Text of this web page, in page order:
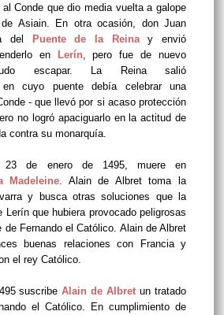
Conde que dio media vuelta a galope
Asiain. En otra ocasión, don Juan
del
Puente de la Reina
y envió
en
Lerín , pero fue de nuevo
escapar. La Reina salió
en cuyo puente debía celebrar una
- que llevó por si acaso protección
no logró apaciguarlo en la actitud de
contra su monarquía.
23 de enero de 1495, muere en
Madeleine . Alain de Albret toma la
y busca otras soluciones que la
Lerín que hubiera provocado peligrosas
de Fernando el Católico. Alain de Albret
buenas relaciones con Francia y
el rey Católico.
suscribeAlain de Albret un tratado
el Católico. En cumplimiento de